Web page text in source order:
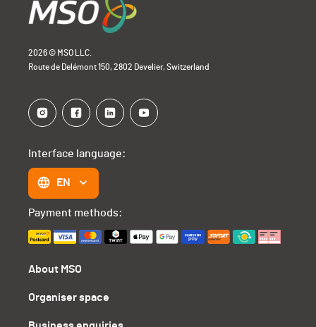
2026 © MSO LLC.
Route de Delémont 150, 2802 Develier, Switzerland
About MSO
Organiser space
Interface language:
EN
Payment methods: